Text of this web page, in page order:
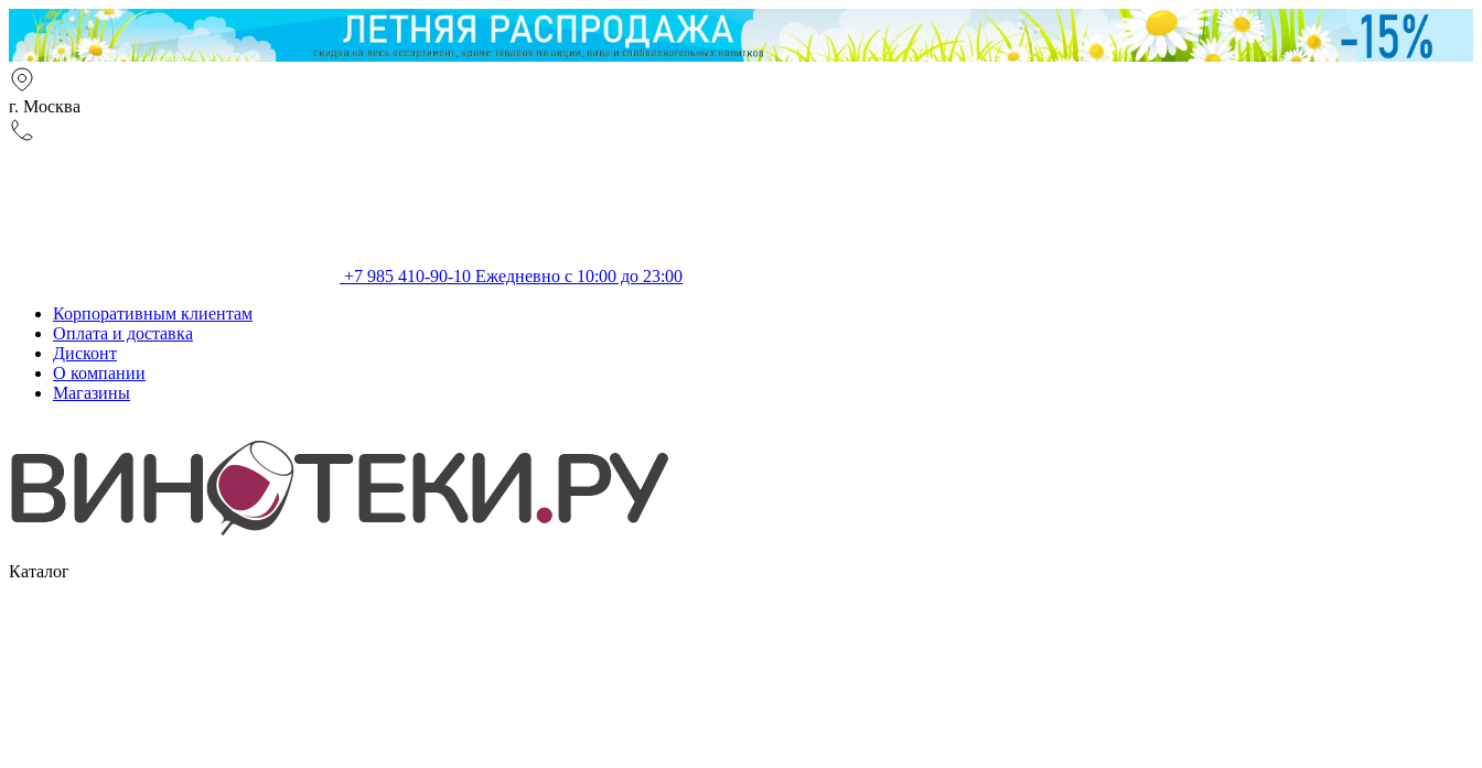
г. Москва
+7 985 410-90-10 Ежедневно с 10:00 до 23:00
Корпоративным клиентам
Оплата и доставка
Дисконт
О компании
Магазины
Каталог